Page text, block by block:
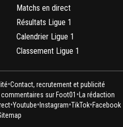
Matchs en direct
Résultats Ligue 1
Calendrier Ligue 1
Classement Ligue 1
•Contact, recrutement et publicité
sur Foot01 • La rédaction
•Youtube• Instagram•TikTok•Facebook